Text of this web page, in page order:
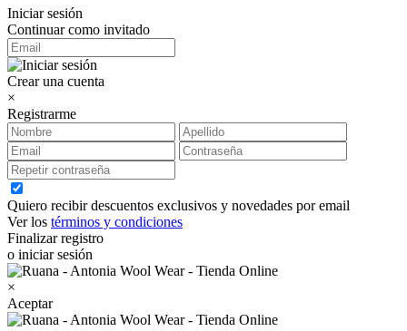
Iniciar sesión
Continuar como invitado
Crear una cuenta
×
Registrarme
Quiero recibir descuentos exclusivos y novedades por email
Ver los términos y condiciones
Finalizar registro
o iniciar sesión
×
Aceptar